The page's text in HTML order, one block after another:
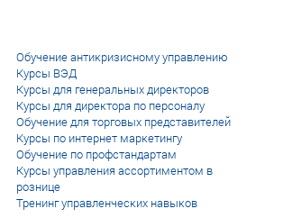
Обучение антикризисному управлению
Курсы ВЭД
Курсы для генеральных директоров
Курсы для директора по персоналу
Обучение для торговых представителей
Курсы по интернет маркетингу
Обучение по профстандартам
Курсы управления ассортиментом в
рознице
Тренинг управленческих навыков